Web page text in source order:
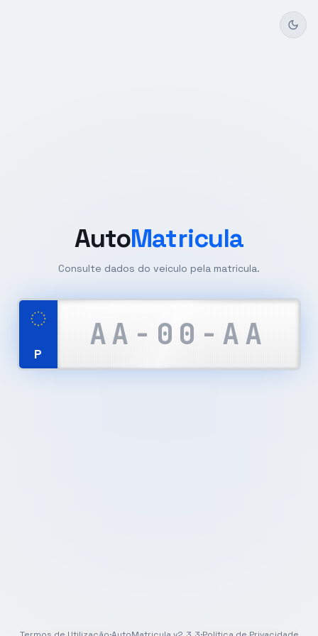
AutoMatricula
Consulte dados do veiculo pela matricula.
P